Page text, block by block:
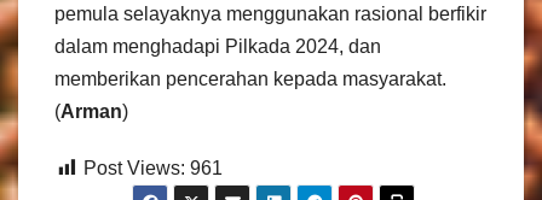
pemula selayaknya menggunakan rasional berfikir
dalam menghadapi Pilkada 2024, dan
memberikan pencerahan kepada masyarakat.
(Arman)
Post Views: 961